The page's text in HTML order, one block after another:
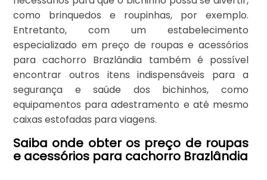
como brinquedos e roupinhas, por exemplo.
Entretanto, com um estabelecimento
especializado em preço de roupas e acessórios
para cachorro Brazlândia também é possível
encontrar outros itens indispensáveis para a
segurança e saúde dos bichinhos, como
equipamentos para adestramento e até mesmo
caixas estofadas para viagens.
Saiba onde obter os preço de roupas
e acessórios para cachorro Brazlândia